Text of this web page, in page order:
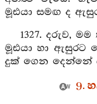
මූඪයා සමඟ ද
1327. දරුව,
මූඪයා හා ඇසුරට
දුක් ගෙන දෙන්නේ
9.